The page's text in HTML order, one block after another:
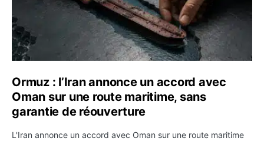
Ormuz : l’Iran annonce un accord avec
Oman sur une route maritime, sans
garantie de réouverture
L'Iran annonce un accord avec Oman sur une route maritime